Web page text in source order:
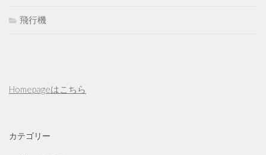
飛行機
Homepageはこちら
カテゴリー